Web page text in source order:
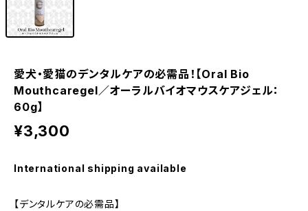
愛犬・愛猫のデンタルケアの必需品！【Oral Bio
Mouthcaregel／オーラルバイオマウスケアジェル：
60g】
¥3,300
International shipping available
【デンタルケアの必需品】